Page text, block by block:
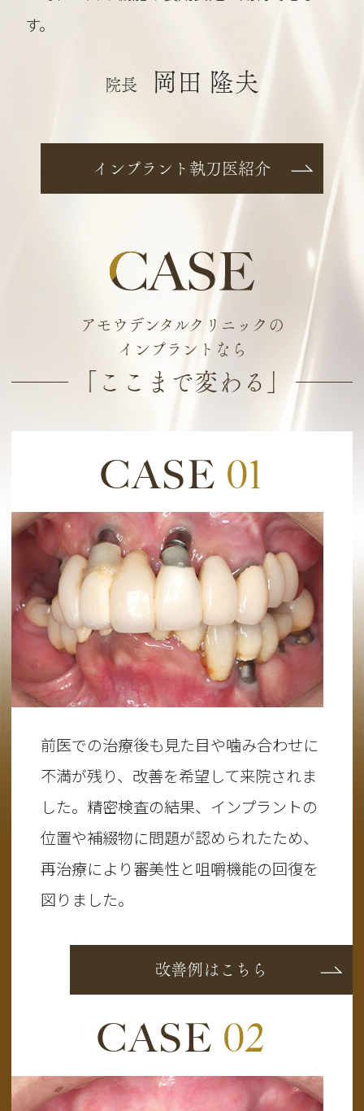
す。
院長 岡田 隆夫
インプラント執刀医紹介
アモウデンタルクリニックの
インプラントなら
「ここまで変わる」
CASE 01
前医での治療後も見た目や噛み合わせに
不満が残り、改善を希望して来院されま
した。精密検査の結果、インプラントの
位置や補綴物に問題が認められたため、
再治療により審美性と咀嚼機能の回復を
図りました。
改善例はこちら
CASE 02